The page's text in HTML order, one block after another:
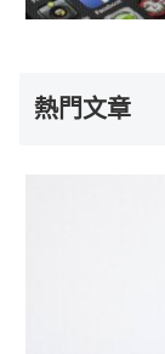
熱門文章